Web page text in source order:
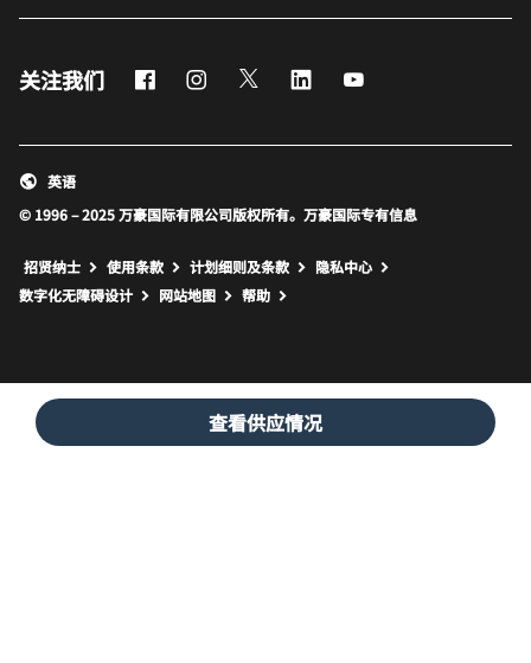
查看供应情况
关注我们 FacebookInstagram
Twitter LinkedIn
© 1996 – 2025 万豪国际有限公司版权所有。万豪国际专有信息
英语
招贤纳士 使用条款 计划细则及条款
隐私中心
数字化无障碍设计
网站地图 打开新窗口
帮助